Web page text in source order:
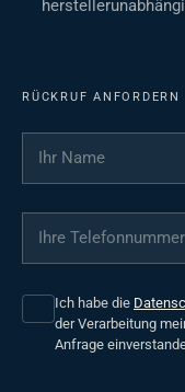
RÜCKRUF ANFORDERN
Ihr Name
Ihre
Ich habe die
der Verarbeitung
Anfrage